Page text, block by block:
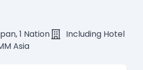
1 Nation
Including Hotel
Asia